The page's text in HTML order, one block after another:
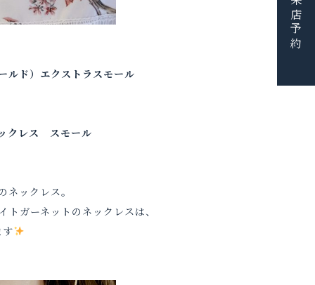
ルド）エクストラスモール
クレス スモール
ックレス。
ガーネットのネックレスは、
ご来店予約